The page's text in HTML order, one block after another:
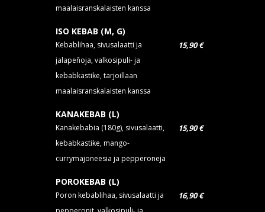
maalaisranskalaisten kanssa
ISO KEBAB (M, G)
Kebablihaa, sivusalaatti ja
jalapeñoja, valkosipuli- ja
kebabkastike, tarjoillaan
maalaisranskalaisten kanssa
15,90 €
KANAKEBAB (L)
Kanakebabia (180g), sivusalaatti,
kebabkastike, mango-
currymajoneesia ja pepperoneja
15,90 €
POROKEBAB (L)
Poron kebablihaa, sivusalaatti ja
16,90 €